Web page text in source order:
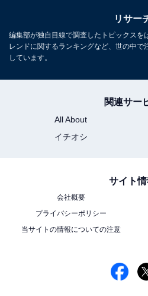
リサー
編集部が独自目線で調査したトピックスを
レンドに関するランキングなど、世の中で
しています。
関連サー
All About
イチオシ
サイト情
会社概要
プライバシーポリシー
当サイトの情報についての注意